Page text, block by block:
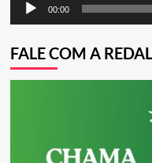
00:00
FALE COM A